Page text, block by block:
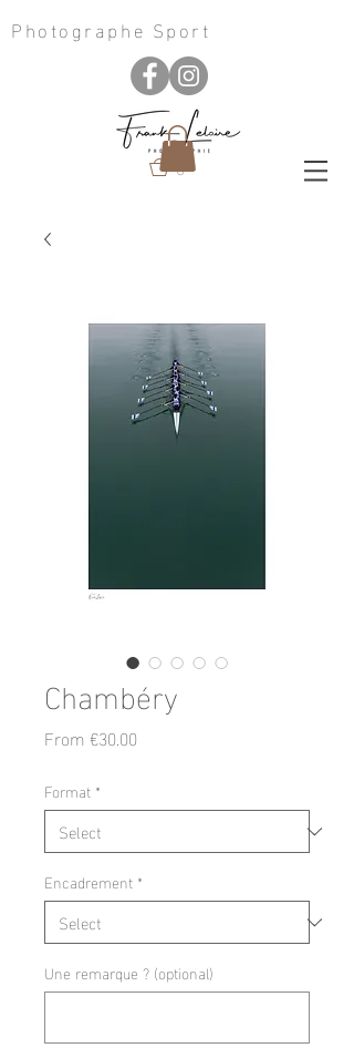
Photographe Sport
0
Chambéry
From €30.00
Format *
Encadrement *
Une remarque ? (optional)